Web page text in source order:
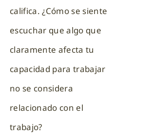
califica. ¿Cómo se siente
escuchar que algo que
claramente afecta tu
capacidad para trabajar
no se considera
relacionado con el
trabajo?